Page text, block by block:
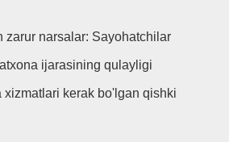
zarur narsalar: Sayohatchilar
ijarasining qulayligi
xizmatlari kerak bo'lgan qishki